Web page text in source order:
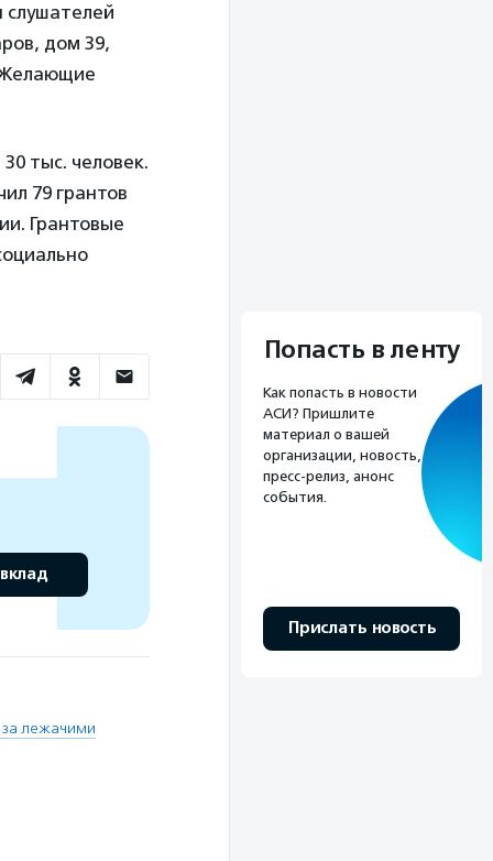
слушателей
дом 39,
Желающие
тыс. человек.
79 грантов
Грантовые
за лежачими
Попасть в ленту
Как попасть в новости
АСИ? Пришлите
материал о вашей
организации, новость,
пресс-релиз, анонс
события.
Прислать новость